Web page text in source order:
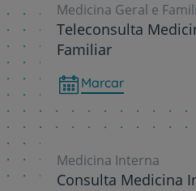
Medicina Geral e
Teleconsulta
Familiar
Marcar
Medicina Interna
Consulta Medicina